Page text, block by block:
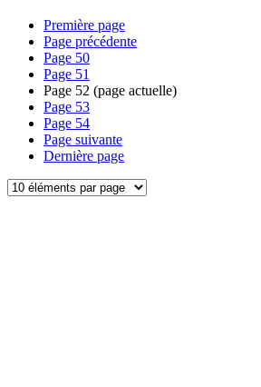
Première page
Page précédente
Page 50
Page 51
Page 52 (page actuelle)
Page 53
Page 54
Page suivante
Dernière page